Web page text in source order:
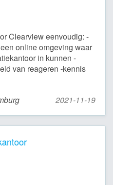
Clearview eenvoudig: -
online omgeving waar
in kunnen -
van reageren -kennis
2021-11-19